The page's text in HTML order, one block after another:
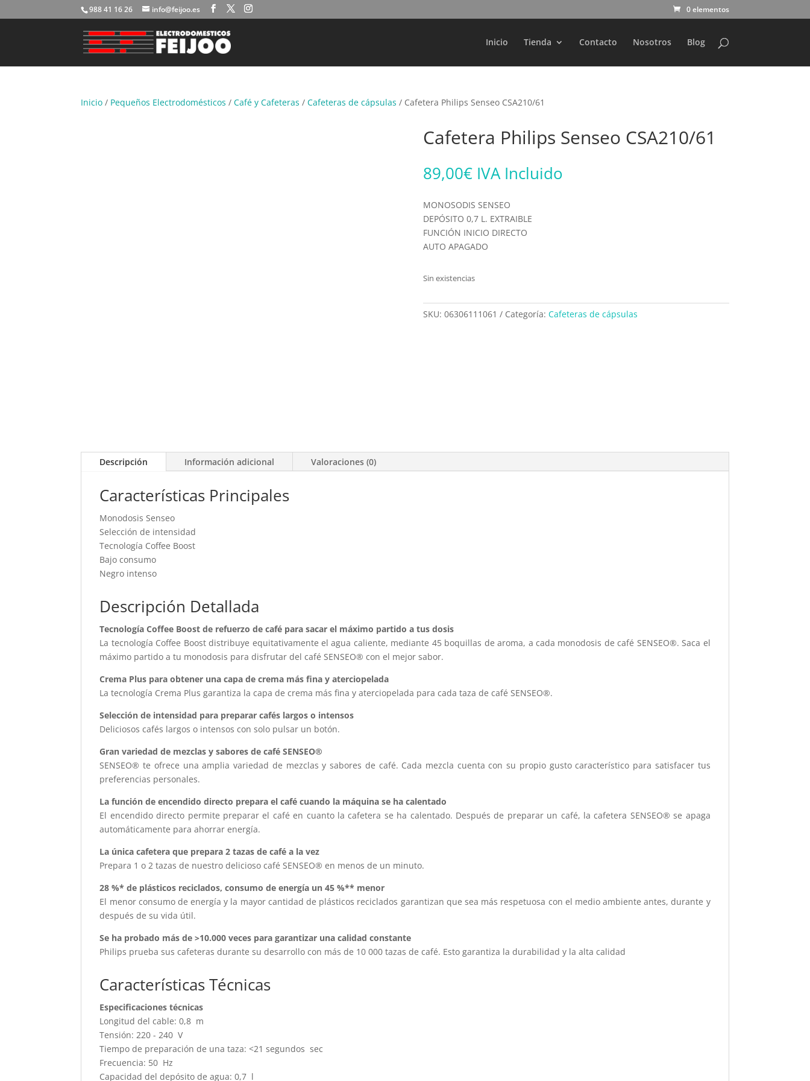
988 41 16 26 info@feijoo.es 0 elementos
Inicio Tienda Contacto Nosotros Blog
Búsqueda
productos
Inicio / Pequeños Electrodomésticos /Café y Cafeteras /Cafeteras de cápsulas / Cafetera Philips Senseo CSA210/61
Cafetera Philips Senseo CSA210/61
89,00€ IVA Incluido
MONOSODIS SENSEO
DEPÓSITO 0,7 L. EXTRAIBLE
FUNCIÓN INICIO DIRECTO
AUTO APAGADO
Sin existencias
SKU: 06306111061 Categoría: Cafeteras de cápsulas
Descripción Información adicional Valoraciones (0)
Características Principales
Monodosis Senseo
Selección de intensidad
Tecnología Coffee Boost
Bajo consumo
Negro intenso
Descripción Detallada
Tecnología Coffee Boost de refuerzo de café para sacar el máximo partido a tus dosis
La tecnología Coffee Boost distribuye equitativamente el agua caliente, mediante 45 boquillas de aroma, a cada monodosis de café SENSEO®. Saca el
máximo partido a tu monodosis para disfrutar del café SENSEO® con el mejor sabor.
Crema Plus para obtener una capa de crema más fina y aterciopelada
La tecnología Crema Plus garantiza la capa de crema más fina y aterciopelada para cada taza de café SENSEO®.
Selección de intensidad para preparar cafés largos o intensos
Deliciosos cafés largos o intensos con solo pulsar un botón.
Gran variedad de mezclas y sabores de café SENSEO®
SENSEO® te ofrece una amplia variedad de mezclas y sabores de café. Cada mezcla cuenta con su propio gusto característico para satisfacer tus
preferencias personales.
La función de encendido directo prepara el café cuando la máquina se ha calentado
El encendido directo permite preparar el café en cuanto la cafetera se ha calentado. Después de preparar un café, la cafetera SENSEO® se apaga
automáticamente para ahorrar energía.
La única cafetera que prepara 2 tazas de café a la vez
Prepara 1 o 2 tazas de nuestro delicioso café SENSEO® en menos de un minuto.
28 %* de plásticos reciclados, consumo de energía un 45 %** menor
El menor consumo de energía y la mayor cantidad de plásticos reciclados garantizan que sea más respetuosa con el medio ambiente antes, durante y
después de su vida útil.
Se ha probado más de >10.000 veces para garantizar una calidad constante
Philips prueba sus cafeteras durante su desarrollo con más de 10 000 tazas de café. Esto garantiza la durabilidad y la alta calidad
Características Técnicas
Especificaciones técnicas
Longitud del cable: 0,8 m
Tensión: 220 - 240 V
Tiempo de preparación de una taza: <21 segundos sec
Frecuencia: 50 Hz
Capacidad del depósito de agua: 0,7 l